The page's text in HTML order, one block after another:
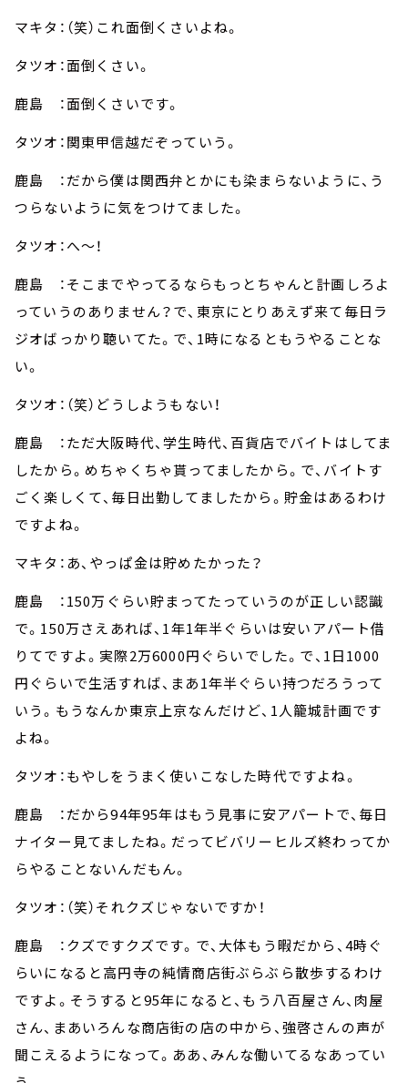
マキタ：（笑）これ面倒くさいよね。
タツオ：面倒くさい。
鹿島 ：面倒くさいです。
タツオ：関東甲信越だぞっていう。
鹿島 ：だから僕は関西弁とかにも染まらないように、う
つらないように気をつけてました。
タツオ：へ～！
鹿島 ：そこまでやってるならもっとちゃんと計画しろよ
っていうのありません？で、東京にとりあえず来て毎日ラ
ジオばっかり聴いてた。で、1時になるともうやることな
い。
タツオ：（笑）どうしようもない！
鹿島 ：ただ大阪時代、学生時代、百貨店でバイトはしてま
したから。めちゃくちゃ貰ってましたから。で、バイトす
ごく楽しくて、毎日出勤してましたから。貯金はあるわけ
ですよね。
マキタ：あ、やっぱ金は貯めたかった？
鹿島 ：150万ぐらい貯まってたっていうのが正しい認識
で。150万さえあれば、1年1年半ぐらいは安いアパート借
りてですよ。実際2万6000円ぐらいでした。で、1日1000
円ぐらいで生活すれば、まあ1年半ぐらい持つだろうって
いう。もうなんか東京上京なんだけど、1人籠城計画です
よね。
タツオ：もやしをうまく使いこなした時代ですよね。
鹿島 ：だから94年95年はもう見事に安アパートで、毎日
ナイター見てましたね。だってビバリーヒルズ終わってか
らやることないんだもん。
タツオ：（笑）それクズじゃないですか！
鹿島 ：クズですクズです。で、大体もう暇だから、4時ぐ
らいになると高円寺の純情商店街ぶらぶら散歩するわけ
ですよ。そうすると95年になると、もう八百屋さん、肉屋
さん、まあいろんな商店街の店の中から、強啓さんの声が
聞こえるようになって。ああ、みんな働いてるなあってい